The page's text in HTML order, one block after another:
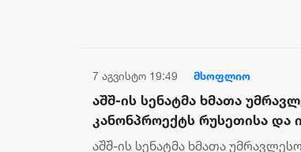
7 აგვისტო 19:49 მსოფლიო
აშშ-ის სენატმა ხმათა
კანონპროექტს რუსეთისა და
დაწესების შესახებ
აშშ-ის სენატმა ხმათა